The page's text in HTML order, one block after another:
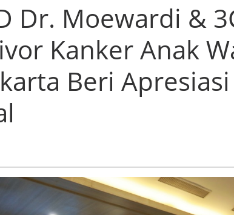
&
3C
Wisuda
22
Kanker
Anak
dan
Dukungan
Moral
Dr. Moewardi &
Kanker Anak
Beri